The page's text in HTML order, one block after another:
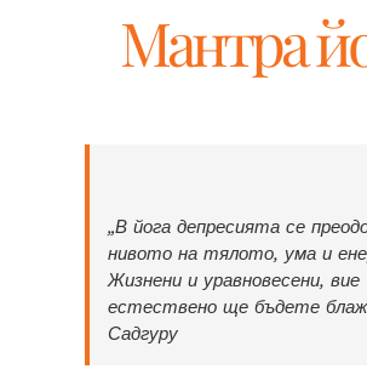
ОСНОВНИ ПРАКТИКИ
За Йога-Жива
Мантра
„В йога депресията се
нивото на тялото, ума и
Жизнени и уравновесени, вие
естествено ще бъдете
Садгуру